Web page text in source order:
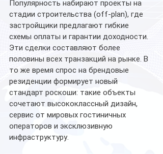
Популярность набирают проекты на
стадии строительства (off-plan), где
застройщики предлагают гибкие
схемы оплаты и гарантии доходности.
Эти сделки составляют более
половины всех транзакций на рынке. В
то же время спрос на брендовые
резиденции формирует новый
стандарт роскоши: такие объекты
сочетают высококлассный дизайн,
сервис от мировых гостиничных
операторов и эксклюзивную
инфраструктуру.